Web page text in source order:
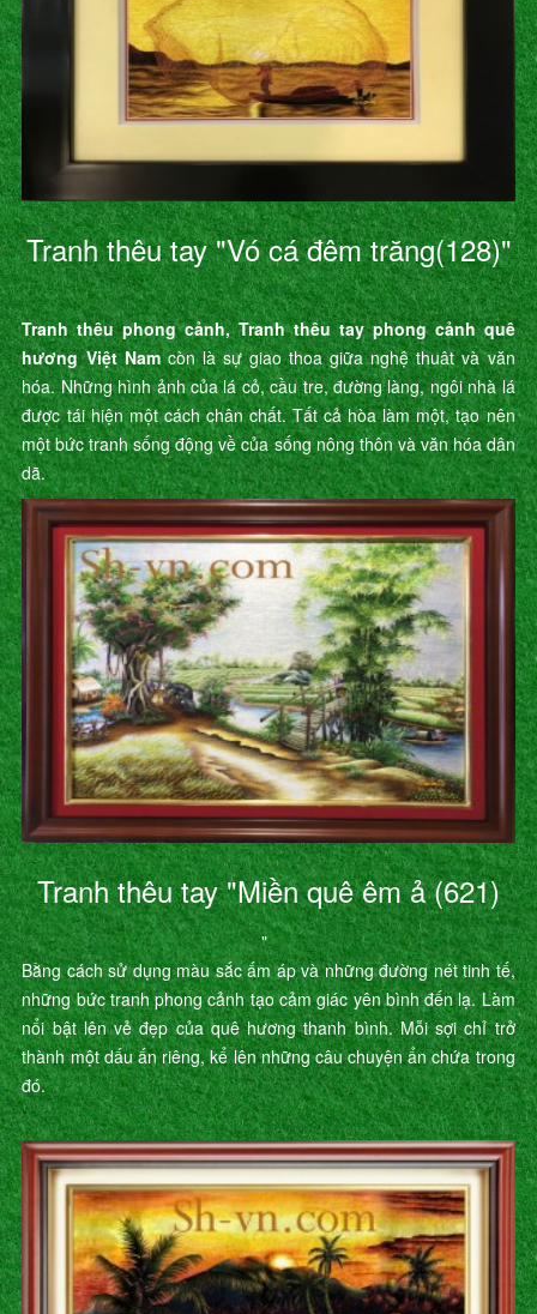
Tranh thêu tay "Vó cá đêm trăng(128)"
Tranh thêu phong cảnh, Tranh thêu tay phong cảnh quê
hương Việt Namcòn là sự giao thoa giữa nghệ thuât và văn
hóa. Những hình ảnh của lá cỏ, cầu tre, đường làng, ngôi nhà lá
được tái hiện một cách chân chất. Tất cả hòa làm một, tạo nên
một bức tranh sống động về của sống nông thôn và văn hóa dân
dã.
Tranh thêu tay "Miền quê êm ả (621)
"
Bằng cách sử dụng màu sắc ấm áp và những đường nét tinh tế,
những bức tranh phong cảnh tạo cảm giác yên bình đến lạ. Làm
nổi bật lên vẻ đẹp của quê hương thanh bình. Mỗi sợi chỉ trở
thành một dấu ấn riêng, kể lên những câu chuyện ẩn chứa trong
đó.